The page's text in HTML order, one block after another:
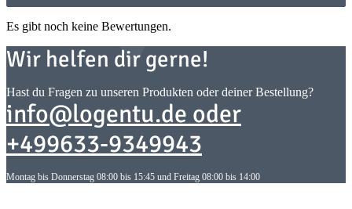
Es gibt noch keine Bewertungen.
Wir helfen dir gerne!
Hast du Fragen zu unseren Produkten oder deiner Bestellung?
info@logentu.de oder
+499633-9349943
Montag bis Donnerstag 08:00 bis 15:45 und Freitag 08:00 bis 14:00